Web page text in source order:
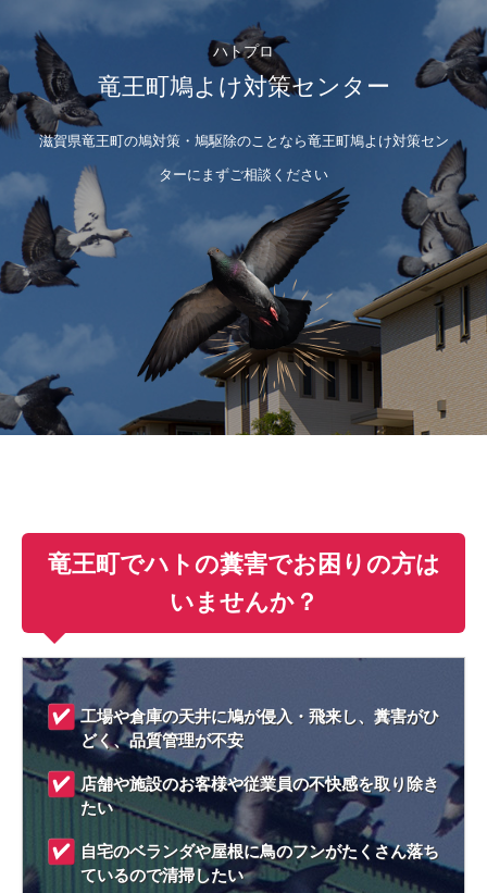
ハトプロ
竜王町鳩よけ対策センター
滋賀県竜王町の鳩対策・鳩駆除のことなら竜王町鳩よけ対策セン
ターにまずご相談ください
竜王町でハトの糞害でお困りの方は
いませんか？
工場や倉庫の天井に鳩が侵入・飛来し、糞害がひ
どく、品質管理が不安
店舗や施設のお客様や従業員の不快感を取り除き
たい
自宅のベランダや屋根に鳥のフンがたくさん落ち
ているので清掃したい